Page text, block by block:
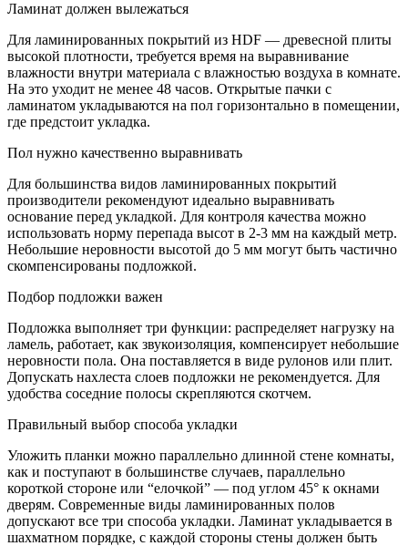
Ламинат должен вылежаться
Для ламинированных покрытий из HDF — древесной плиты
высокой плотности, требуется время на выравнивание
влажности внутри материала с влажностью воздуха в комнате.
На это уходит не менее 48 часов. Открытые пачки с
ламинатом укладываются на пол горизонтально в помещении,
где предстоит укладка.
Пол нужно качественно выравнивать
Для большинства видов ламинированных покрытий
производители рекомендуют идеально выравнивать
основание перед укладкой. Для контроля качества можно
использовать норму перепада высот в 2-3 мм на каждый метр.
Небольшие неровности высотой до 5 мм могут быть частично
скомпенсированы подложкой.
Подбор подложки важен
Подложка выполняет три функции: распределяет нагрузку на
ламель, работает, как звукоизоляция, компенсирует небольшие
неровности пола. Она поставляется в виде рулонов или плит.
Допускать нахлеста слоев подложки не рекомендуется. Для
удобства соседние полосы скрепляются скотчем.
Правильный выбор способа укладки
Уложить планки можно параллельно длинной стене комнаты,
как и поступают в большинстве случаев, параллельно
короткой стороне или “елочкой” — под углом 45° к окнами
дверям. Современные виды ламинированных полов
допускают все три способа укладки. Ламинат укладывается в
шахматном порядке, с каждой стороны стены должен быть